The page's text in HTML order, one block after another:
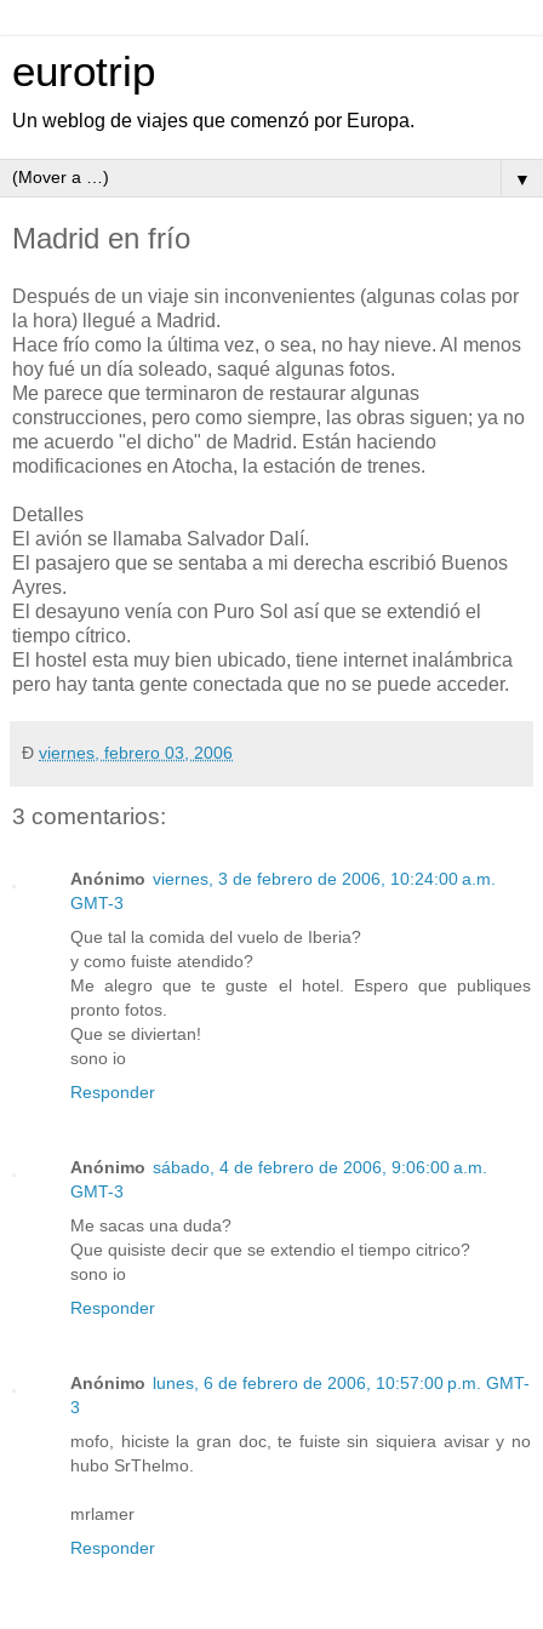
eurotrip
Un weblog de viajes que comenzó por Europa.
▼
Madrid en frío
Después de un viaje sin inconvenientes (algunas colas por
la hora) llegué a Madrid.
Hace frío como la última vez, o sea, no hay nieve. Al menos
hoy fué un día soleado, saqué algunas fotos.
Me parece que terminaron de restaurar algunas
construcciones, pero como siempre, las obras siguen; ya no
me acuerdo "el dicho" de Madrid. Están haciendo
modificaciones en Atocha, la estación de trenes.
Detalles
El avión se llamaba Salvador Dalí.
El pasajero que se sentaba a mi derecha escribió Buenos
Ayres.
El desayuno venía con Puro Sol así que se extendió el
tiempo cítrico.
El hostel esta muy bien ubicado, tiene internet inalámbrica
pero hay tanta gente conectada que no se puede acceder.
Ð viernes, febrero 03, 2006
3 comentarios:
Anónimo viernes, 3 de febrero de 2006, 10:24:00 a.m.
GMT-3
Que tal la comida del vuelo de Iberia?
y como fuiste atendido?
Me alegro que te guste el hotel. Espero que publiques
pronto fotos.
Que se diviertan!
sono io
Responder
Anónimo sábado, 4 de febrero de 2006, 9:06:00 a.m.
GMT-3
Me sacas una duda?
Que quisiste decir que se extendio el tiempo citrico?
sono io
Responder
Anónimo lunes, 6 de febrero de 2006, 10:57:00 p.m. GMT-
3
mofo, hiciste la gran doc, te fuiste sin siquiera avisar y no
hubo SrThelmo.
mrlamer
Responder